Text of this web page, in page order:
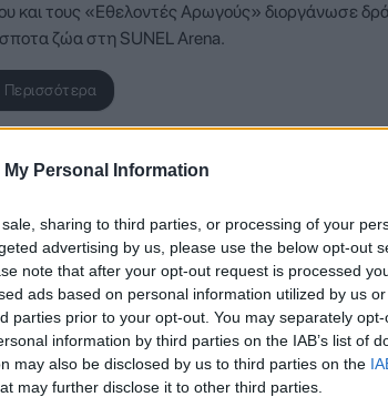
My Personal Information
sharing to third parties, or processing of your
advertising by us, please use the below opt-out
note that after your opt-out request is processed
ads based on personal information utilized by us
parties prior to your opt-out. You may separately
information by third parties on the IAB’s list of
may also be disclosed by us to third parties on the
may further disclose it to other third parties.
και τους «Εθελοντές Αρωγούς» διοργάνωσε
ζώα στη SUNEL Arena.
Περισσότερα
2025, 20:00
Το «A Little Shelter»
χορηγός της φανέλας έως το
2026 – «Αυτή είναι η πιο
νίκη»